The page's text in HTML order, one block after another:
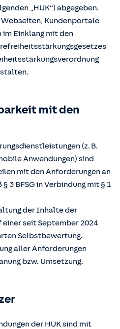
„HUK“) abgegeben.
Kundenportale
im Einklang mit den
mit den
(z. B.
Anwendungen) sind
mit den Anforderungen an
3 BFSG in Verbindung mit § 1
der Inhalte der
seit September 2024
Selbstbewertung.
aller Anforderungen
bzw. Umsetzung.
der HUK sind mit